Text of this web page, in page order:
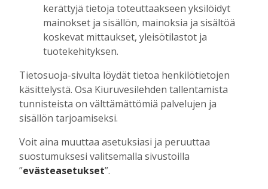
AIEMMIN AIHEESTA
Biokaasu, Hingunniemi, tiet,
ministeri Sari Essayahin kanssa piisasi
keskustelunaiheita
Tilaajille
Aku Laatikainen
OP Kaskimaan vakavaraisuus vahvistui –
korkotason muutos heijastui alkuvuoden
tulokseen
kerättyjä tietoja toteuttaakseen yksilöidyt
mainokset ja sisällön, mainoksia ja sisältöä
koskevat mittaukset, yleisötilastot ja
tuotekehityksen.
Tietosuoja-sivulta löydät tietoa henkilötietojen
käsittelystä. Osa Kiuruvesilehden tallentamista
tunnisteista on välttämättömiä palvelujen ja
sisällön tarjoamiseksi.
Voit aina muuttaa asetuksiasi ja peruuttaa
suostumuksesi valitsemalla sivustoilla
”evästeasetukset”.